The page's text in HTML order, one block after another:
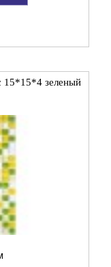
15*15*4 зеленый